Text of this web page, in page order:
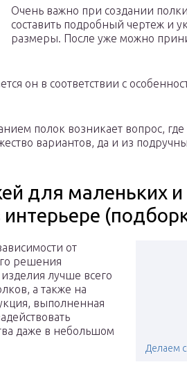
Очень важно при создании
составить подробный чертеж и
размеры. После уже можно
он в соответствии с
полок возникает вопрос,
вариантов, да и из
для маленьких
Делаем
от
решения
лучше всего
а также на
выполненная
даже в небольшом